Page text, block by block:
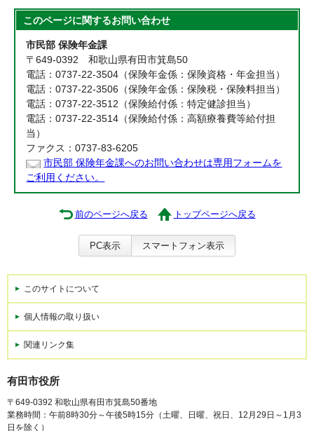
このページに関するお問い合わせ
市民部 保険年金課
〒649-0392 和歌山県有田市箕島50
電話：0737-22-3504（保険年金係：保険資格・年金担当）
電話：0737-22-3506（保険年金係：保険税・保険料担当）
電話：0737-22-3512（保険給付係：特定健診担当）
電話：0737-22-3514（保険給付係：高額療養費等給付担
当）
ファクス：0737-83-6205
市民部 保険年金課へのお問い合わせは専用フォームを
ご利用ください。
前のページへ戻る トップページへ戻る
PC表示 スマートフォン表示
このサイトについて
個人情報の取り扱い
関連リンク集
有田市役所
〒649-0392 和歌山県有田市箕島50番地
業務時間：午前8時30分～午後5時15分（土曜、日曜、祝日、12月29日～1月3
日を除く）